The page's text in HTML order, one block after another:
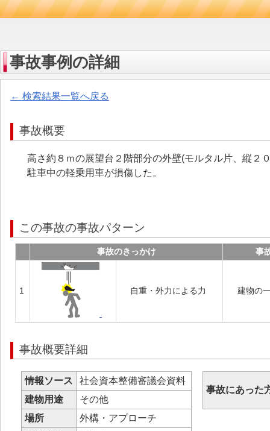
事故事例の詳細
← 検索結果一覧へ戻る
事故概要
高さ約８ｍの展望台２階部分の外壁(モルタル片、縦２
駐車中の軽乗用車が損傷した。
この事故の事故パターン
事故のきっかけ 事
1 自重・外力による力 建物の
事故概要詳細
情報ソース
社会資本整備審議会資料
建物用途
その他
場所
外構・アプローチ
事故にあった